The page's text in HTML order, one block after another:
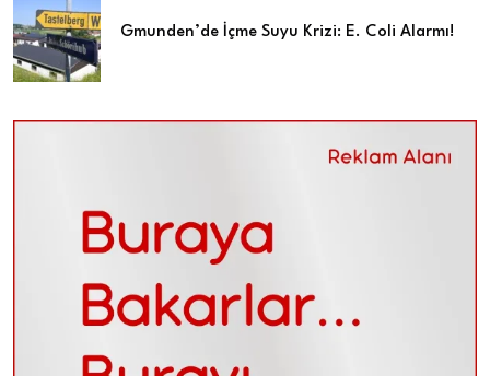
Gmunden’de İçme Suyu Krizi: E. Coli Alarmı!